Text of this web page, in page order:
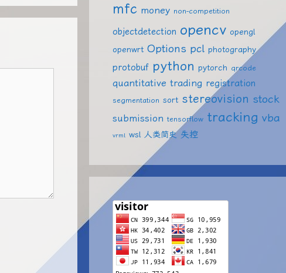
mfc money non-competition
objectdetection opencv opengl
openwrt Options pcl photography
protobuf python pytorch qrcode
quantitative trading registration
segmentation sort stereovision stock
submission tensorflow tracking vba
vrml wsl 人类简史 失控